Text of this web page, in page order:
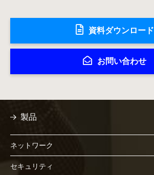
資料ダウンロード
お問い合わせ
製品
ネットワーク
セキュリティ